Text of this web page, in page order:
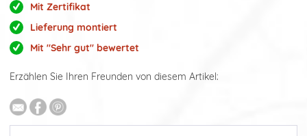
Mit Zertifikat
Lieferung montiert
Mit "Sehr gut" bewertet
Erzählen Sie Ihren Freunden von diesem Artikel: